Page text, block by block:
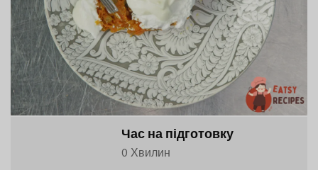
Час на підготовку
0 Хвилин